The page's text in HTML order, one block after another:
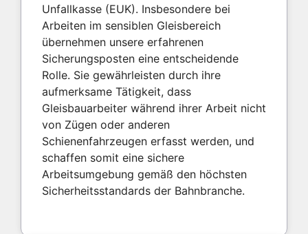
Unfallkasse (EUK). Insbesondere bei
Arbeiten im sensiblen Gleisbereich
übernehmen unsere erfahrenen
Sicherungsposten eine entscheidende
Rolle. Sie gewährleisten durch ihre
aufmerksame Tätigkeit, dass
Gleisbauarbeiter während ihrer Arbeit nicht
von Zügen oder anderen
Schienenfahrzeugen erfasst werden, und
schaffen somit eine sichere
Arbeitsumgebung gemäß den höchsten
Sicherheitsstandards der Bahnbranche.